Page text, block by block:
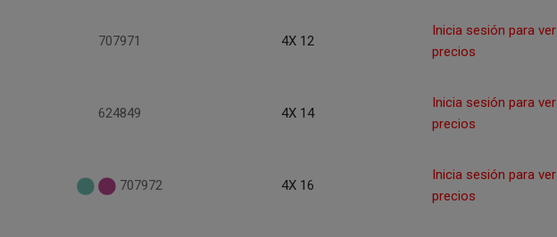
707971 4X 12
Inicia sesión para ver
precios
624849 4X 14
Inicia sesión para ver
precios
707972 4X 16
Inicia sesión para ver
precios